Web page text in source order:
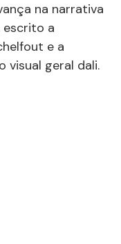
na narrativa
escrito a
e a
visual geral dali.